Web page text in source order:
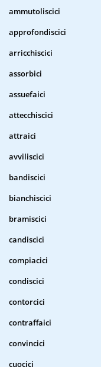
ammutoliscici
approfondiscici
arricchiscici
assorbici
assuefaici
attecchiscici
attraici
avviliscici
bandiscici
bianchiscici
bramiscici
candiscici
compiacici
condiscici
contorcici
contraffaici
convincici
cuocici